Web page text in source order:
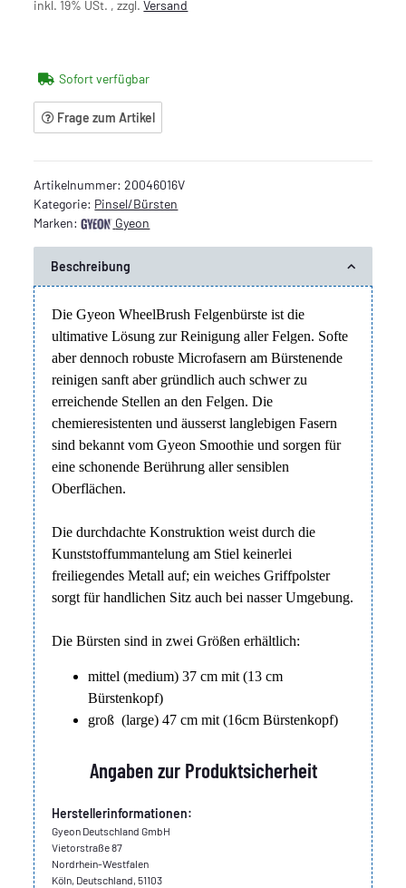
inkl. 19% USt. , zzgl.Versand
Sofort verfügbar
Frage zum Artikel
Artikelnummer:20046016V
Kategorie: Pinsel/Bürsten
Marken:
Gyeon
Beschreibung
Die Gyeon WheelBrush Felgenbürste ist die
ultimative Lösung zur Reinigung aller Felgen. Softe
aber dennoch robuste Microfasern am Bürstenende
reinigen sanft aber gründlich auch schwer zu
erreichende Stellen an den Felgen. Die
chemieresistenten und äusserst langlebigen Fasern
sind bekannt vom Gyeon Smoothie und sorgen für
eine schonende Berührung aller sensiblen
Oberflächen.
Die durchdachte Konstruktion weist durch die
Kunststoffummantelung am Stiel keinerlei
freiliegendes Metall auf; ein weiches Griffpolster
sorgt für handlichen Sitz auch bei nasser Umgebung.
Die Bürsten sind in zwei Größen erhältlich:
mittel (medium) 37 cm mit (13 cm
Bürstenkopf)
groß (large) 47 cm mit (16cm Bürstenkopf)
Angaben zur Produktsicherheit
Herstellerinformationen:
Gyeon Deutschland GmbH
Vietorstraße 87
Nordrhein-Westfalen
Köln, Deutschland, 51103